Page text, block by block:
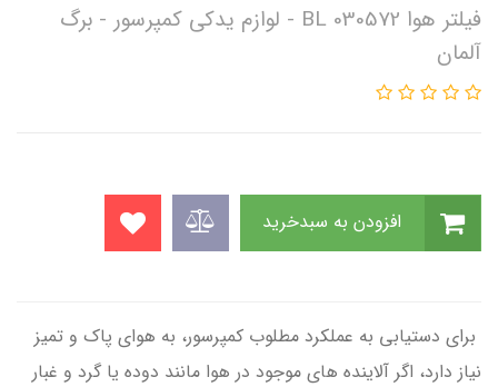
فیلتر هوا BL 030572 - لوازم یدکی کمپرسور - برگ
آلمان
برای دستیابی به عملکرد مطلوب کمپرسور، به هوای پاک و تمیز
نیاز دارد، اگر آلاینده های موجود در هوا مانند دوده یا گرد و غبار